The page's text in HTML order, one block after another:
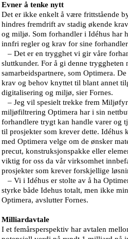
Evner å tenke nytt
Det er ikke enkelt å være frittstående
hindres fremdrift av stadig økende
og miljø. Som forhandler i Idéhus har
innfri regler og krav for sine
– Det er en trygghet vi gir våre
sluttkunder. For å gi denne tryggheten
samarbeidspartnere, som Optimera.
krav og behov knyttet til blant annet
digitalisering og miljø, sier Fornes.
– Jeg vil spesielt trekke frem
miljøfiltrering Optimera har i sin
forhandlere trygt kan handle varer og
til prosjekter som krever dette. Idéhus
med Optimera velge om de ønsker
precut, konstruksjonspakke eller
viktig for oss da vår virksomhet
prosjekter som krever forskjellige
– Vi i Idéhus er stolte av å ha
styrke både Idehus totalt, men ikke
Optimera, avslutter Fornes.
Milliardavtale
I et femårsperspektiv har avtalen